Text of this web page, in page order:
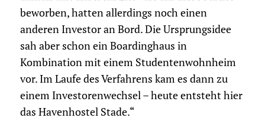
beworben, hatten allerdings noch einen
anderen Investor an Bord. Die Ursprungsidee
sah aber schon ein Boardinghaus in
Kombination mit einem Studentenwohnheim
vor. Im Laufe des Verfahrens kam es dann zu
einem Investorenwechsel – heute entsteht hier
das Havenhostel Stade.“